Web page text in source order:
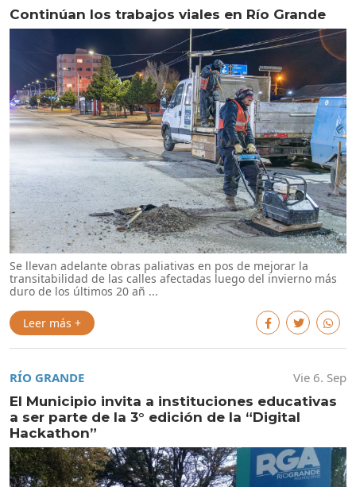
Continúan los trabajos viales en Río Grande
Se llevan adelante obras paliativas en pos de mejorar la
transitabilidad de las calles afectadas luego del invierno más
duro de los últimos 20 añ ...
Leer más +
RÍO GRANDE
Vie 6. Sep
El Municipio invita a instituciones educativas
a ser parte de la 3° edición de la “Digital
Hackathon”